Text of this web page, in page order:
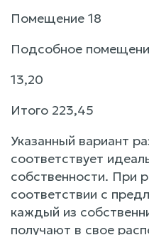
Помещение 18
Подсобное
13,20
Итого 223,45
Указанный вариант
соответствует
собственности. При
соответствии с
каждый из
получают в свое